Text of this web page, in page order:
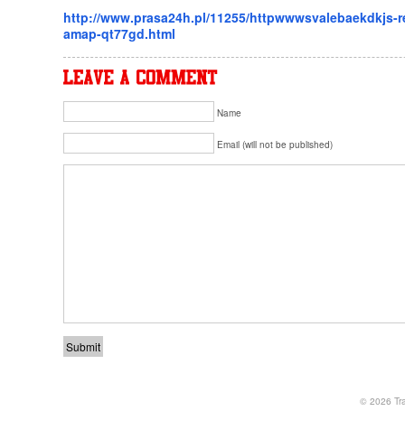
http://www.prasa24h.pl/11255/httpwwwsvalebaekdkjs-
amap-qt77gd.html
Name
Email (will not be published)
© 2026